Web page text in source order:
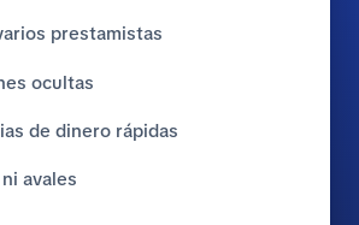
prestamistas
ocultas
de dinero rápidas
avales